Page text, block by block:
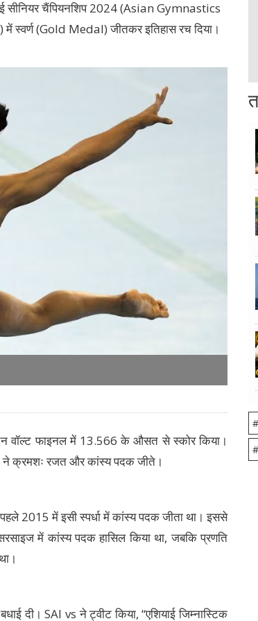
सीनियर चैंपियनशिप 2024 (Asian Gymnastics
स्वर्ण (Gold Medal) जीतकर इतिहास रच दिया।
दिन वॉल्ट फाइनल में 13.566 के औसत से स्कोर किया।
ने क्रमशः रजत और कांस्य पदक जीते।
2015 में इसी स्पर्धा में कांस्य पदक जीता था। इससे
में कांस्य पदक हासिल किया था, जबकि प्रणति
दी। SAI vs ने ट्वीट किया, “एशियाई जिम्नास्टिक